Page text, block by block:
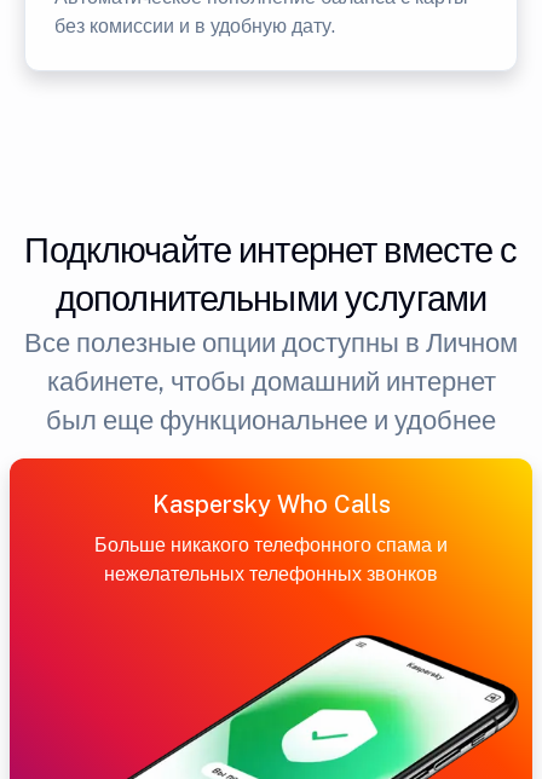
без комиссии и в удобную дату.
Подключайте интернет вместе с
дополнительными услугами
Все полезные опции доступны в Личном
кабинете, чтобы домашний интернет
был еще функциональнее и удобнее
Kaspersky Who Calls
Больше никакого телефонного спама и
нежелательных телефонных звонков